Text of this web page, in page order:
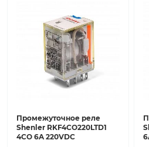
Промежуточное реле
Shenler RKF4CO220LTD1
4CO 6A 220VDC